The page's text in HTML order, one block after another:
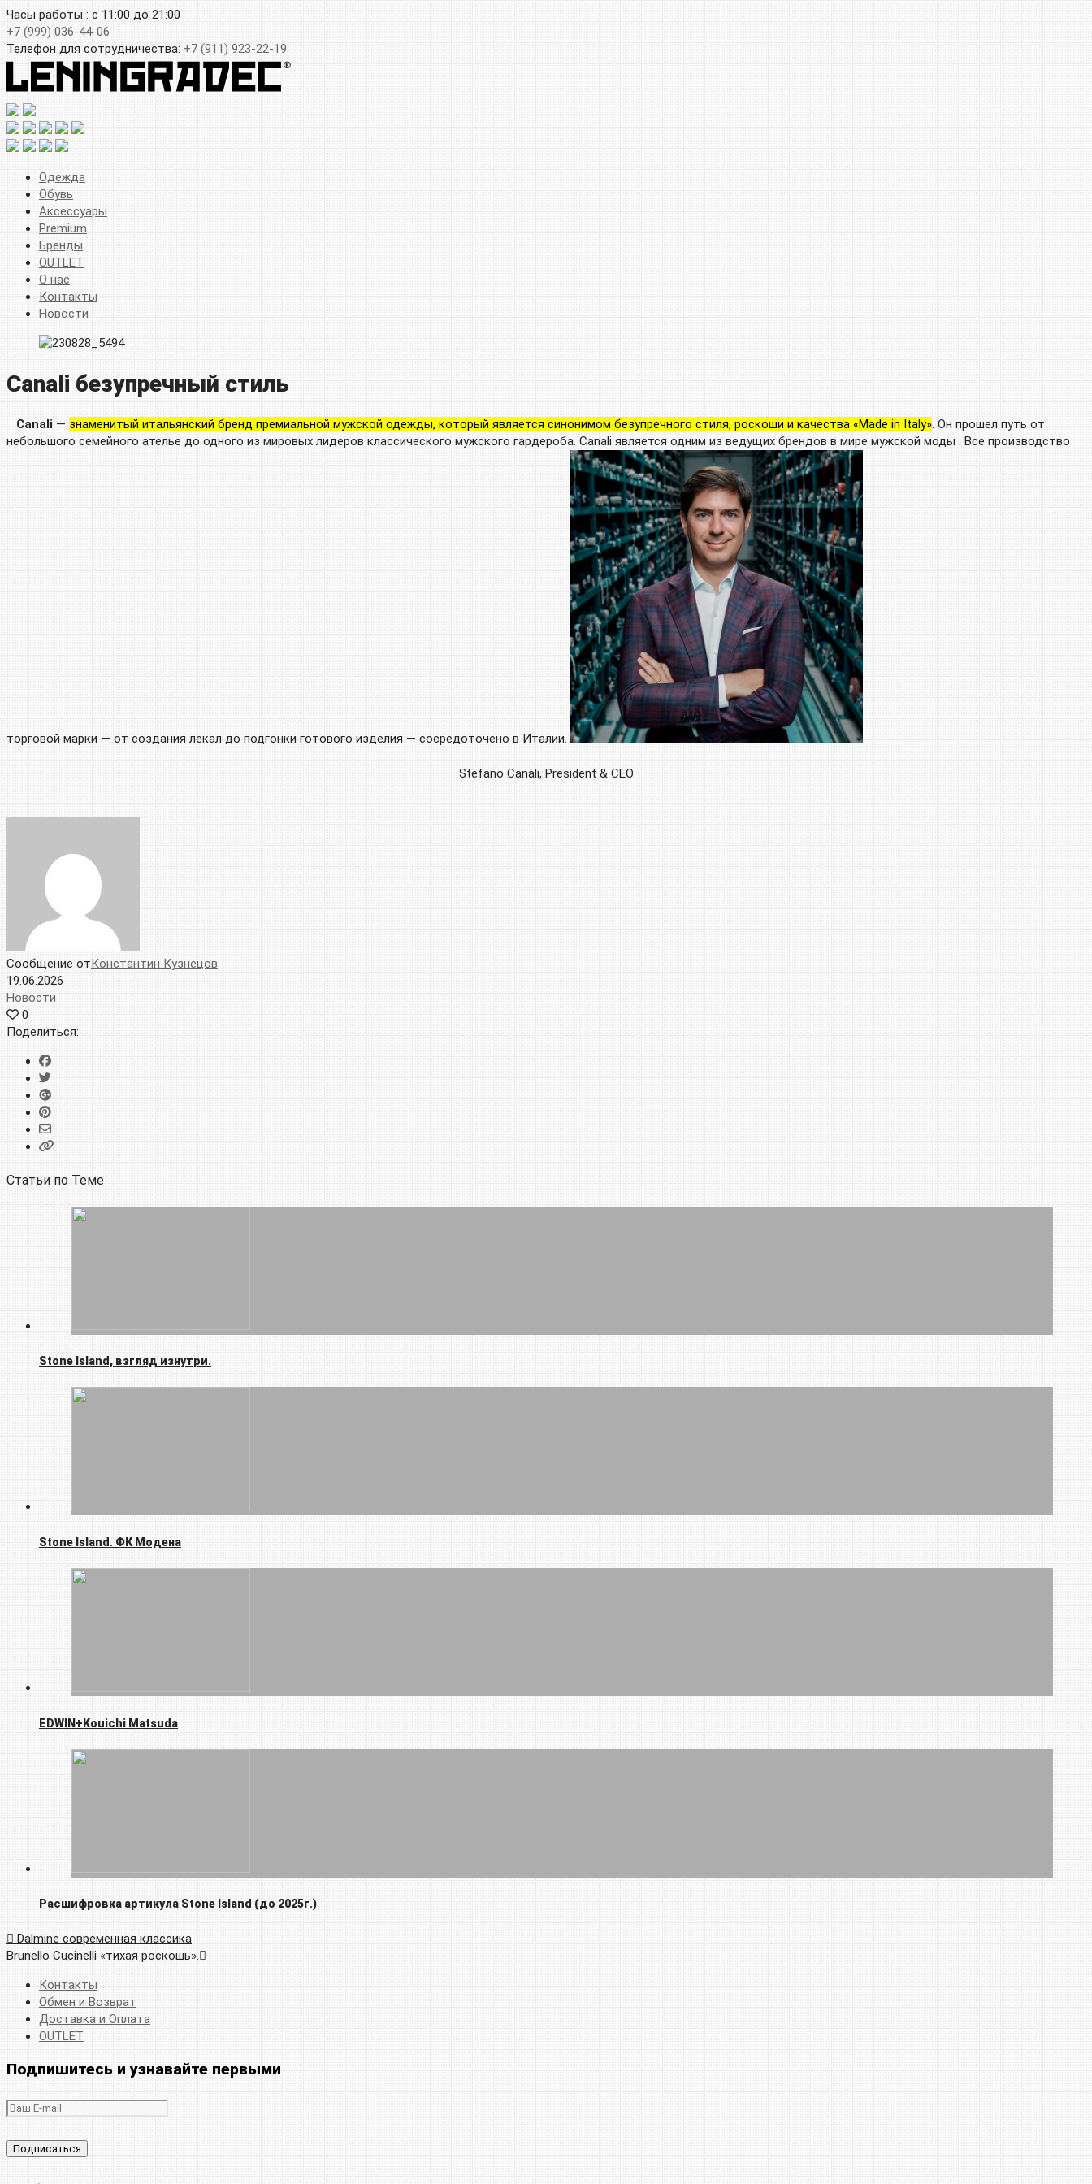
Часы работы : с 11:00 до 21:00
+7 (999) 036-44-06
Телефон для сотрудничества: +7 (911) 923-22-19
Одежда
Обувь
Аксессуары
Premium
Бренды
OUTLET
О нас
Контакты
Новости
Canali безупречный стиль
Canali — знаменитый итальянский бренд премиальной мужской одежды, который является синонимом безупречного стиля, роскоши и качества «Made in Italy». Он прошел путь от
небольшого семейного ателье до одного из мировых лидеров классического мужского гардероба. Canali является одним из ведущих брендов в мире мужской моды . Все производство
торговой марки — от создания лекал до подгонки готового изделия — сосредоточено в Италии.
Stefano Canali, President & CEO
Сообщение отКонстантин Кузнецов
19.06.2026
Новости
0
Поделиться:
Статьи по Теме
Stone Island, взгляд изнутри.
Stone Island. ФК Модена
EDWIN+Kouichi Matsuda
Расшифровка артикула Stone Island (до 2025г.)
Dalmine современная классика
Brunello Cucinelli «тихая роскошь».
Контакты
Обмен и Возврат
Доставка и Оплата
OUTLET
Подпишитесь и узнавайте первыми